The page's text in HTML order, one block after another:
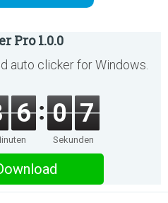
Pro 1.0.0
auto clicker for Windows.
6 0 7
Sekunden